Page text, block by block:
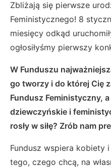
Zbliżają się pierwsze
Feministycznego! 8
miesięcy odkąd
ogłosiłyśmy pierwszy
W Funduszu
go tworzy i do której Cię
Fundusz Feministyczny,
dziewczyńskie i
rosły w siłę? Zrób nam
Fundusz wspiera kobiety
tego, czego chcą, na